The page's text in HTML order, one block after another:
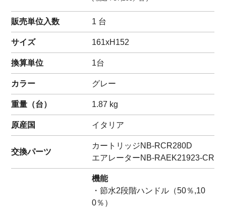
販売単位入数 1 台
サイズ 161xH152
換算単位 1台
カラー グレー
重量（台） 1.87 kg
原産国 イタリア
交換パーツ
カートリッジNB-RCR280D
エアレーターNB-RAEK21923-CR
機能
・節水2段階ハンドル（50％,10
0％）